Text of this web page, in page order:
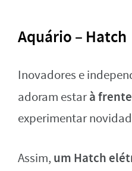
Aquário – Hatch
Inovadores e
adoram estarà
experimentar
Assim, um Hatch